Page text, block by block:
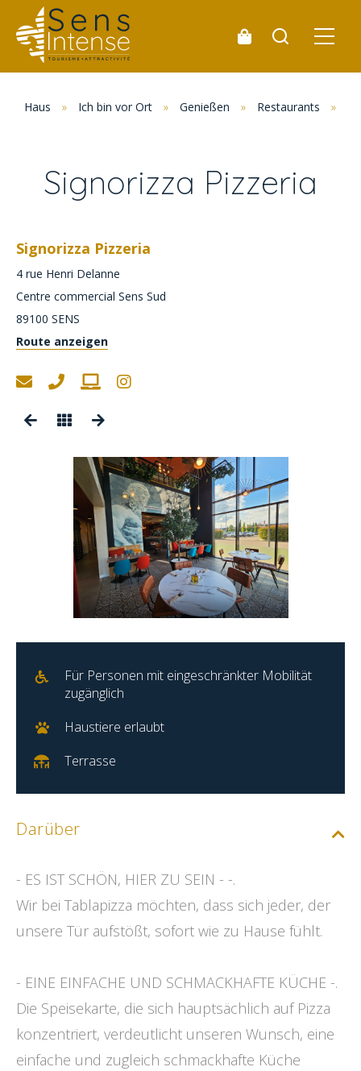
Haus » Ich bin vor Ort » Genießen » Restaurants »
Signorizza Pizzeria
Signorizza Pizzeria
4 rue Henri Delanne
Centre commercial Sens Sud
89100 SENS
Route anzeigen
Für Personen mit eingeschränkter Mobilität
zugänglich
Haustiere erlaubt
Terrasse
Darüber
- ES IST SCHÖN, HIER ZU SEIN - -.
Wir bei Tablapizza möchten, dass sich jeder, der
unsere Tür aufstößt, sofort wie zu Hause fühlt.
- EINE EINFACHE UND SCHMACKHAFTE KÜCHE -.
Die Speisekarte, die sich hauptsächlich auf Pizza
konzentriert, verdeutlicht unseren Wunsch, eine
einfache und zugleich schmackhafte Küche